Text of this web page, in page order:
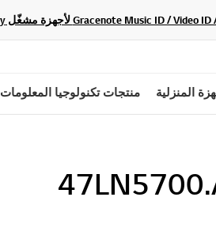
المنزلية منتجات تكنولوجيا المعلومات